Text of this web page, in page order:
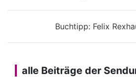
Buchtipp: Felix
alle Beiträge der